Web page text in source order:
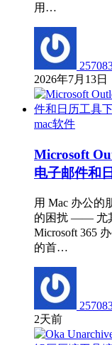
用…
2026年7月13日
mac软件
Microsoft
电子邮件和
用 Mac 办公的
的困扰 —— 尤
Microsoft 365
的首…
2天前